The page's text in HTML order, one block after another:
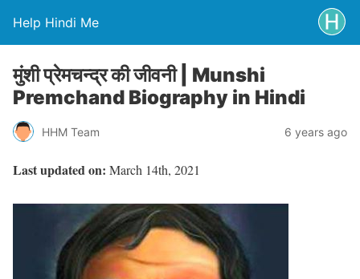
Help Hindi Me
मुंशी प्रेमचन्द्र की जीवनी | Munshi
Premchand Biography in Hindi
HHM Team 6 years ago
Last updated on: March 14th, 2021